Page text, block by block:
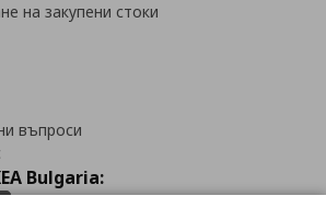
на закупени стоки
въпроси
Bulgaria: